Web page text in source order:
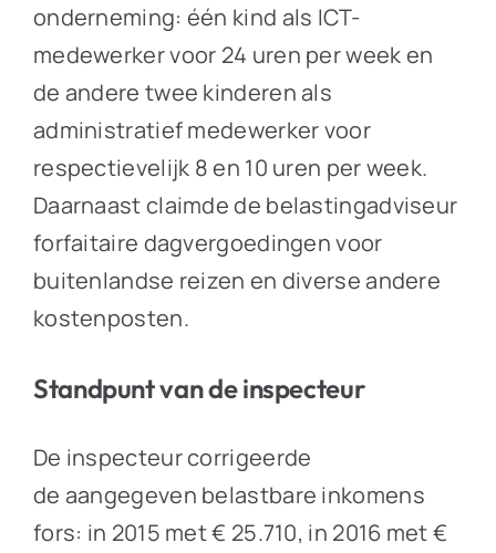
onderneming: één kind als ICT-
medewerker voor 24 uren per week en
de andere twee kinderen als
administratief medewerker voor
respectievelijk 8 en 10 uren per week.
Daarnaast claimde de belastingadviseur
forfaitaire dagvergoedingen voor
buitenlandse reizen en diverse andere
kostenposten.
Standpunt van de inspecteur
De inspecteur corrigeerde
de aangegeven belastbare inkomens
fors: in 2015 met € 25.710, in 2016 met €